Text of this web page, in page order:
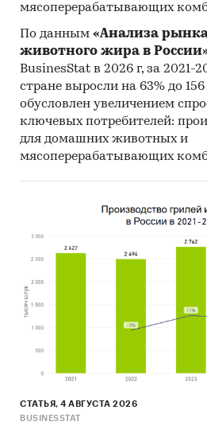
мясоперерабатывающих
По данным «Анализа
животного жира в
BusinesStat в 2026 г, за 2021-
стране выросли на 63% до
обусловлен увеличением
ключевых потребителей:
для домашних животных и
мясоперерабатывающих
СТАТЬЯ, 4 АВГУСТА 2026
BUSINESSTAT